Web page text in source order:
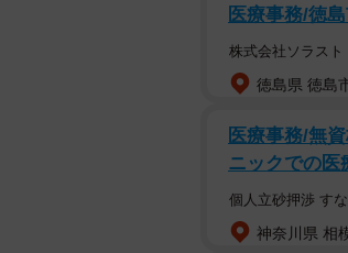
実業家の与沢翼
の人気高級ミニ
に、お値段は日
きな価格差”があ
医療事務/徳
株式会社ソラスト
徳島県 徳島
医療事務/無
ニックでの医
個人立砂押渉 す
神奈川県 相